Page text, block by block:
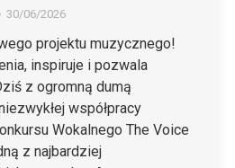
30/06/2026
projektu muzycznego!
inspiruje i pozwala
z ogromną dumą
współpracy
Wokalnego The Voice
z najbardziej